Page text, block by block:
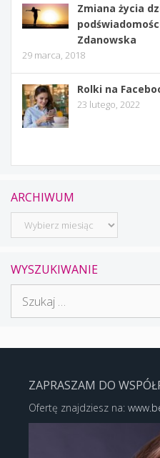
Zmiana życia
Zdanowska
29 marca, 2018
Rolki na
23 lutego, 2022
ARCHIWUM
Archiwum
WYSZUKIWANIE
ZAPRASZAM DO
Ofertę znajdziesz na: